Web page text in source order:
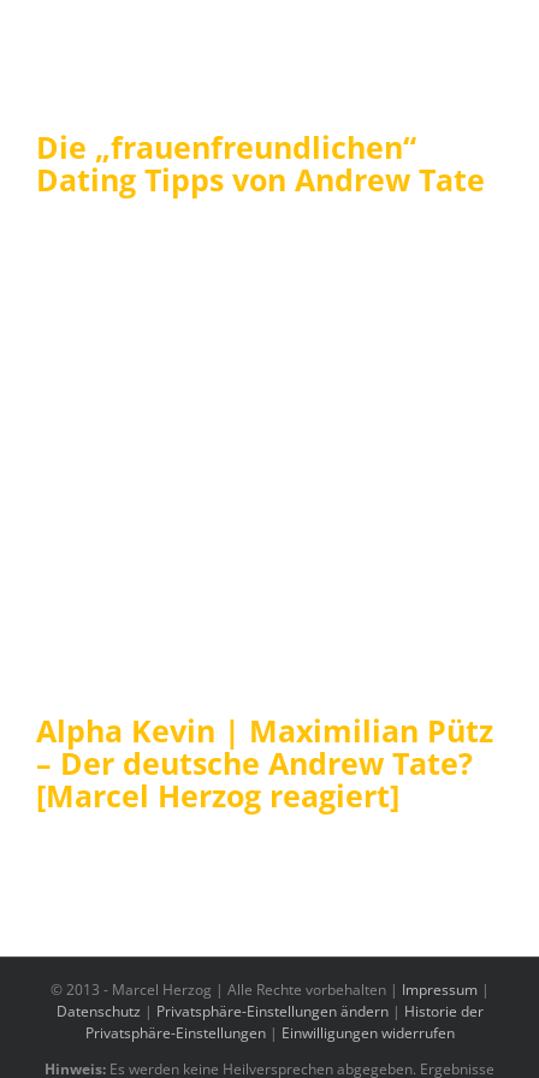
Die „frauenfreundlichen“
Dating Tipps von Andrew Tate
Alpha Kevin | Maximilian Pütz
– Der deutsche Andrew Tate?
[Marcel Herzog reagiert]
© 2013 - Marcel Herzog | Alle Rechte vorbehalten | Impressum |
Datenschutz | Privatsphäre-Einstellungen ändern| Historie der
Privatsphäre-Einstellungen| Einwilligungen widerrufen
Hinweis: Es werden keine Heilversprechen abgegeben. Ergebnisse